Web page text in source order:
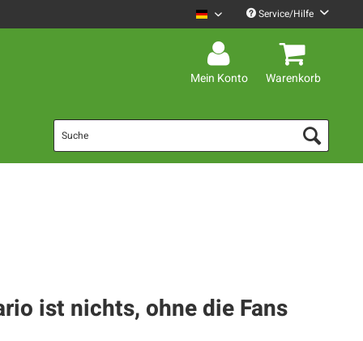
Mario Barth Deutsch
Service/Hilfe
Mein Konto Warenkorb
ist nichts, ohne die Fans